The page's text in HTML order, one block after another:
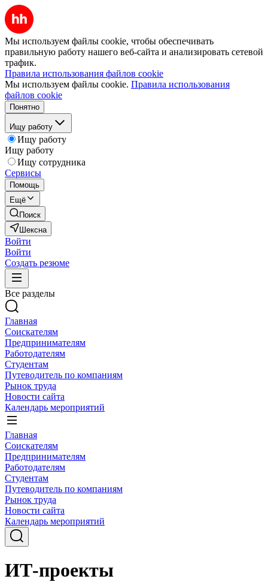
Мы используем файлы cookie, чтобы обеспечивать
правильную работу нашего веб-сайта и анализировать сетевой
трафик.
Правила использования файлов cookie
Мы используем файлы cookie. Правила использования
файлов cookie
Понятно
Ищу работу
Ищу работу
Ищу работу
Ищу сотрудника
Сервисы
Помощь
Ещё
Поиск
Шексна
Войти
Войти
Создать резюме
Все разделы
Главная
Соискателям
Предпринимателям
Работодателям
Студентам
Путеводитель по компаниям
Рынок труда
Новости сайта
Календарь мероприятий
Главная
Соискателям
Предпринимателям
Работодателям
Студентам
Путеводитель по компаниям
Рынок труда
Новости сайта
Календарь мероприятий
ИТ-проекты